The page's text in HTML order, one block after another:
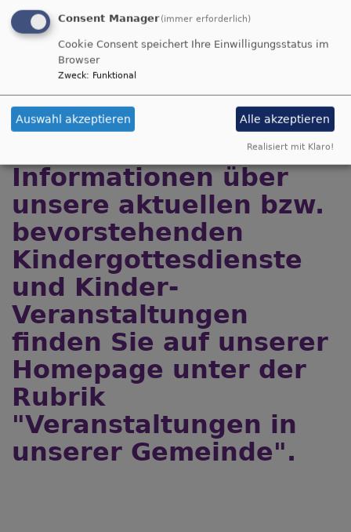
Wir freuen uns auf Sie!
Informationen über
unsere aktuellen bzw.
bevorstehenden
Kindergottesdienste
und Kinder-
Veranstaltungen
finden Sie auf unserer
Homepage unter der
Rubrik
"Veranstaltungen in
unserer Gemeinde".
Consent Manager (immer erforderlich)
Cookie Consent speichert Ihre Einwilligungsstatus im
Browser
Zweck: Funktional
Auswahl akzeptieren Alle akzeptieren
Realisiert mit Klaro!